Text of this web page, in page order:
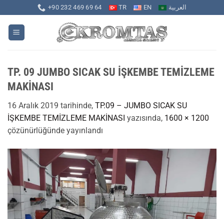
atla
+90 232 469 69 64 TR EN العربية
TP. 09 JUMBO SICAK SU İŞKEMBE TEMİZLEME
MAKİNASI
16 Aralık 2019 tarihinde, TP.09 – JUMBO SICAK SU
İŞKEMBE TEMİZLEME MAKİNASI yazısında, 1600 × 1200
çözünürlüğünde yayınlandı